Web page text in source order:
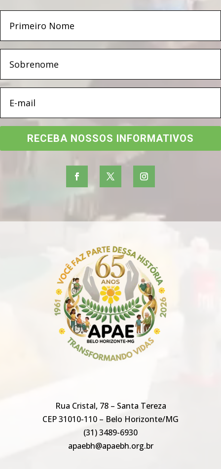
RECEBA NOSSOS INFORMATIVOS
Rua Cristal, 78 – Santa Tereza
CEP 31010-110 – Belo Horizonte/MG
(31) 3489-6930
apaebh@apaebh.org.br